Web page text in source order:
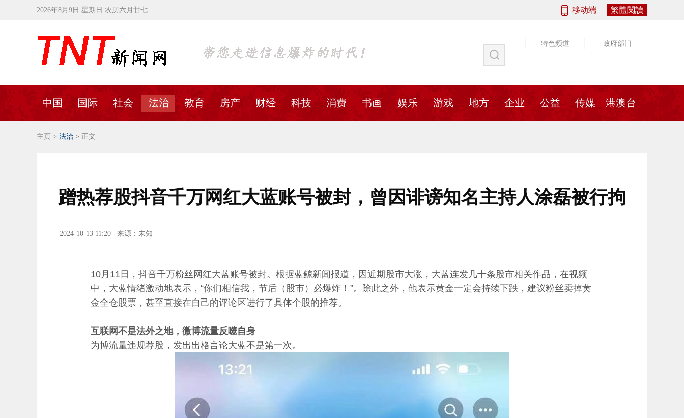
2026年8月9日 星期日 农历六月廿七 移动端 繁體閱讀
特色频道
政府部门
中国 国际 社会 法治 教育 房产 财经 科技 消费 书画 娱乐 游戏 地方 企业 公益 传媒 港澳台
主页 > 法治 > 正文
蹭热荐股抖音千万网红大蓝账号被封，曾因诽谤知名主持人涂磊被行拘
2024-10-13 11:20 来源：未知
10月11日，抖音千万粉丝网红大蓝账号被封。根据蓝鲸新闻报道，因近期股市大涨，大蓝连发几十条股市相关作品，在视频
中，大蓝情绪激动地表示，“你们相信我，节后（股市）必爆炸！”。除此之外，他表示黄金一定会持续下跌，建议粉丝卖掉黄
金全仓股票，甚至直接在自己的评论区进行了具体个股的推荐。
互联网不是法外之地，微博流量反噬自身
为博流量违规荐股，发出出格言论大蓝不是第一次。